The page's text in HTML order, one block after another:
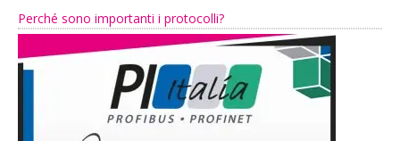
Perché sono importanti i protocolli?